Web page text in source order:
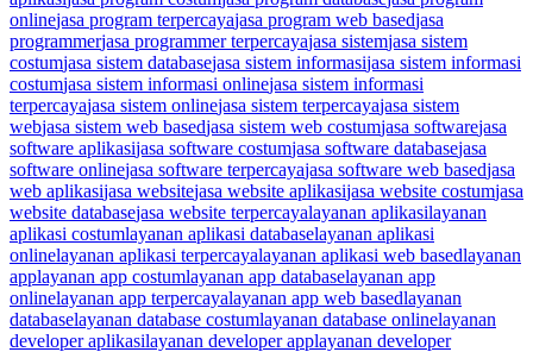
onlinejasa program terpercayajasa program web basedjasa
programmerjasa programmer terpercayajasa sistemjasa sistem
costumjasa sistem databasejasa sistem informasijasa sistem informasi
costumjasa sistem informasi onlinejasa sistem informasi
terpercayajasa sistem onlinejasa sistem terpercayajasa sistem
webjasa sistem web basedjasa sistem web costumjasa softwarejasa
software aplikasijasa software costumjasa software databasejasa
software onlinejasa software terpercayajasa software web basedjasa
web aplikasijasa websitejasa website aplikasijasa website costumjasa
website databasejasa website terpercayalayanan aplikasilayanan
aplikasi costumlayanan aplikasi databaselayanan aplikasi
onlinelayanan aplikasi terpercayalayanan aplikasi web basedlayanan
applayanan app costumlayanan app databaselayanan app
onlinelayanan app terpercayalayanan app web basedlayanan
databaselayanan database costumlayanan database onlinelayanan
developer aplikasilayanan developer applayanan developer